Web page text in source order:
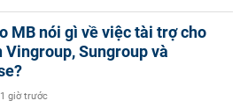
MB nói gì về việc tài trợ cho
Vingroup, Sungroup và
1 giờ trước